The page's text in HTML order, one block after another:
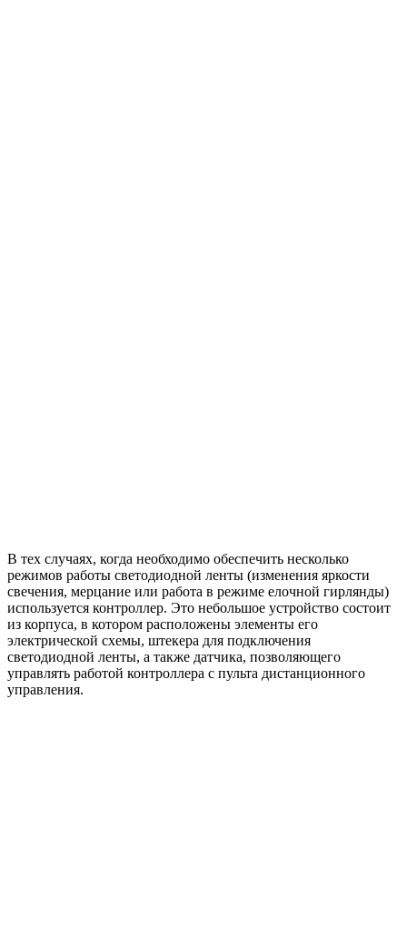
В тех случаях, когда необходимо обеспечить несколько
режимов работы светодиодной ленты (изменения яркости
свечения, мерцание или работа в режиме елочной гирлянды)
используется контроллер. Это небольшое устройство состоит
из корпуса, в котором расположены элементы его
электрической схемы, штекера для подключения
светодиодной ленты, а также датчика, позволяющего
управлять работой контроллера с пульта дистанционного
управления.